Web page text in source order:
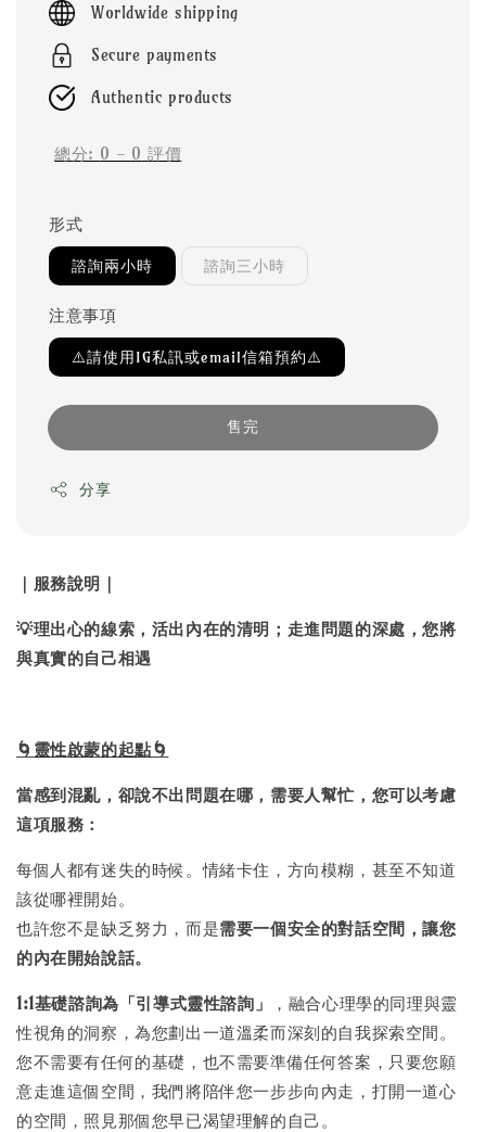
Worldwide shipping
Secure payments
Authentic products
總分: 0 - 0 評價
形式
諮詢兩小時 諮詢三小時
注意事項
⚠️請使用IG私訊或email信箱預約⚠️
售完
分享
｜服務說明｜
💡理出心的線索，活出內在的清明；走進問題的深處，您將
與真實的自己相遇
🌀靈性啟蒙的起點🌀
當感到混亂，卻說不出問題在哪，需要人幫忙，您可以考慮
這項服務：
每個人都有迷失的時候。情緒卡住，方向模糊，甚至不知道
該從哪裡開始。
也許您不是缺乏努力，而是需要一個安全的對話空間，讓您
的內在開始說話。
1:1基礎諮詢為「引導式靈性諮詢」
，融合心理學的同理與靈
性視角的洞察，為您劃出一道溫柔而深刻的自我探索空間。
您不需要有任何的基礎，也不需要準備任何答案，只要您願
意走進這個空間，我們將陪伴您一步步向內走，打開一道心
的空間，照見那個您早已渴望理解的自己。